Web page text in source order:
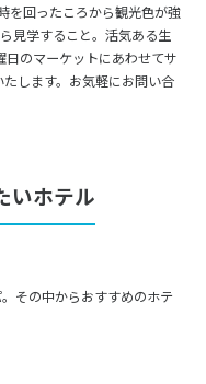
を回ったころから観光色が強
見学すること。活気ある生
日のマーケットにあわせてサ
します。お気軽にお問い合
いホテル
その中からおすすめのホテ